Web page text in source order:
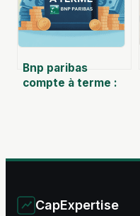
Bnp paribas
compte à terme :
CapExpertise